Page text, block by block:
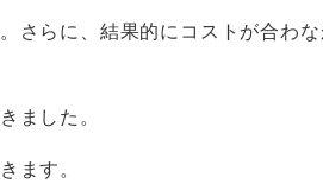
さらに、結果的にコストが合わ
ました。
ます。